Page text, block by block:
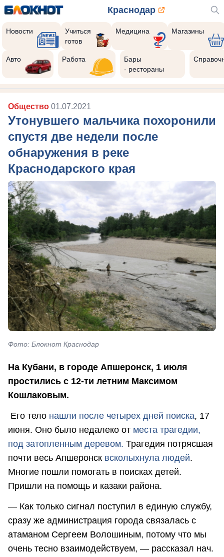
Краснодар
Новости
Учиться
готов
Медицина Магазины
Авто Работа
Бары
- рестораны
Общество 01.07.2021
Утонувшего мальчика похоронили
спустя две недели после
обнаружения в реке
Краснодарского края
Фото: Блокнот Краснодар
На Кубани, в городе Апшеронск, 1 июля
простились с 12-ти летним Максимом
Кошлаковым.
Его тело нашли после четырех дней поиска, 17
июня. Оно было недалеко от места трагедии,
под затопленным деревом. Трагедия потрясшая
почти весь Апшеронск всколыхнула людей.
Многие пошли помогать в поисках детей.
Пришли на помощь и казаки района.
— Как только сигнал поступил в единую службу,
сразу же администрация города связалась с
атаманом Сергеем Волошиным, потому что мы
очень тесно взаимодействуем, — рассказал нач.